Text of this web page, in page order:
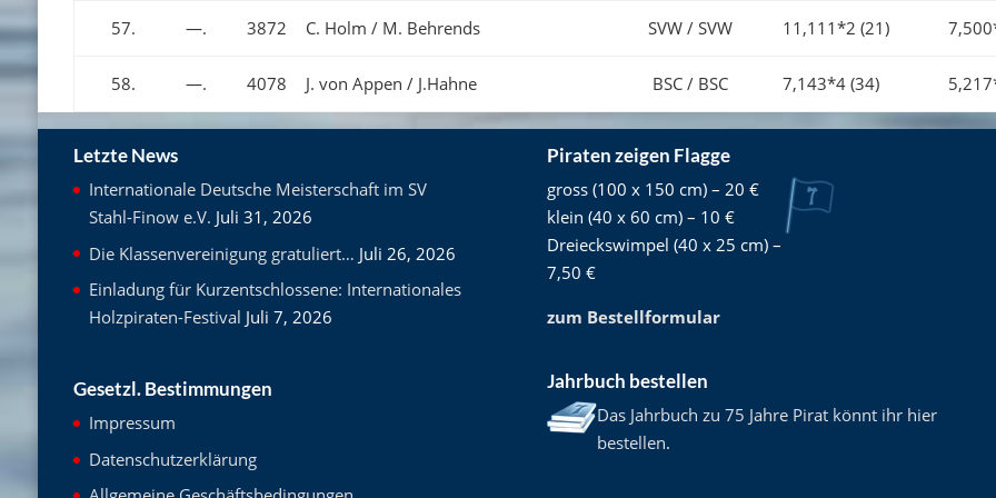
57. —. 3872 C. Holm / M. Behrends SVW / SVW 11,111*2 (21)
58. —. 4078 J. von Appen / J.Hahne BSC / BSC 7,143*4 (34)
Letzte News
Internationale Deutsche Meisterschaft im SV
Stahl-Finow e.V. Juli 31, 2026
Die Klassenvereinigung gratuliert… Juli 26, 2026
Einladung für Kurzentschlossene: Internationales
Holzpiraten-Festival Juli 7, 2026
Gesetzl. Bestimmungen
Impressum
Datenschutzerklärung
Piraten zeigen Flagge
gross (100 x 150 cm) – 20 €
klein (40 x 60 cm) – 10 €
Dreieckswimpel (40 x 25 cm) –
7,50 €
zum Bestellformular
Jahrbuch bestellen
Das Jahrbuch zu 75 Jahre Pirat könnt ihr hier
bestellen.